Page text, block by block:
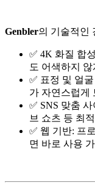
Genbler의 기술적인
✅ 4K 화질 합
도 어색하지
✅ 표정 및 얼
가 자연스럽게
✅ SNS 맞춤
브 쇼츠 등 최
✅ 웹 기반: 프
면 바로 사용